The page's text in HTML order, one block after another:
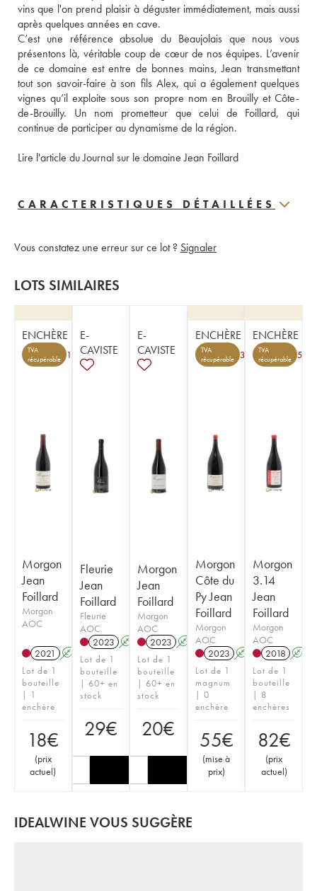
vins que l'on prend plaisir à déguster immédiatement, mais aussi
après quelques années en cave.
C’est une référence absolue du Beaujolais que nous vous
présentons là, véritable coup de cœur de nos équipes. L’avenir
de ce domaine est entre de bonnes mains, Jean transmettant
tout son savoir-faire à son fils Alex, qui a également quelques
vignes qu’il exploite sous son propre nom en Brouilly et Côte-
de-Brouilly. Un nom prometteur que celui de Foillard, qui
continue de participer au dynamisme de la région.
Lire l'article du Journal sur le domaine Jean Foillard
CARACTERISTIQUES DÉTAILLÉES
Vous constatez une erreur sur ce lot ? Signaler
LOTS SIMILAIRES
ENCHÈRE
TVA
récupérable
1
Morgon
Jean
Foillard
Morgon
AOC
2021 A K
Lot de 1
bouteille
| 1
enchère
18€
(prix
actuel)
E-
CAVISTE
Fleurie
Jean
Foillard
Fleurie
AOC
2023 A K
Lot de 1
bouteille
| 60+ en
stock
29€
E-
CAVISTE
Morgon
Jean
Foillard
Morgon
AOC
2023 A K
Lot de 1
bouteille
| 60+ en
stock
20€
ENCHÈRE
TVA
récupérable
3
Morgon
Côte du
Py Jean
Foillard
Morgon
AOC
2023 A K
Lot de 1
magnum
| 0
enchère
55€
(mise à
prix)
ENCHÈRE
TVA
récupérable
5
Morgon
3.14
Jean
Foillard
Morgon
AOC
2018 A
Lot de 1
bouteille
| 8
enchères
82€
(prix
actuel)
IDEALWINE VOUS SUGGÈRE